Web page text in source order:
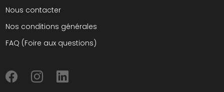
Nous contacter
Nos conditions générales
FAQ (Foire aux questions)